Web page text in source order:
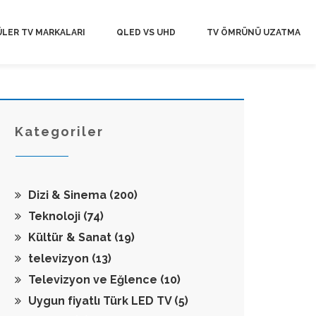
TV MARKALARI QLED VS UHD TV ÖMRÜNÜ UZATMA
Kategoriler
Dizi & Sinema (200)
Teknoloji (74)
Kültür & Sanat (19)
televizyon (13)
Televizyon ve Eğlence (10)
Uygun fiyatlı Türk LED TV (5)